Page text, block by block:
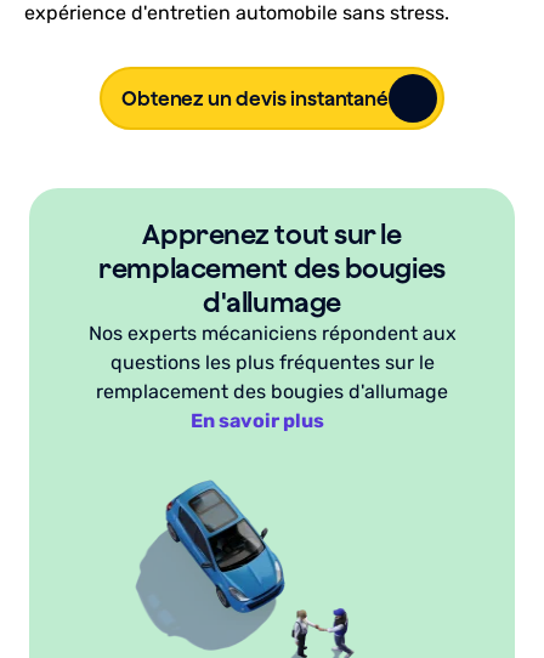
expérience d'entretien automobile sans stress.
Obtenez un devis instantané
Apprenez tout sur le
remplacement des bougies
d'allumage
Nos experts mécaniciens répondent aux
questions les plus fréquentes sur le
remplacement des bougies d'allumage
En savoir plus